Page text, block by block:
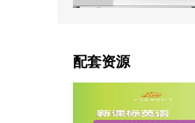
配套资源